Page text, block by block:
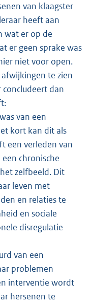
van klaagster
heeft aan
wat er op de
er geen sprake was
niet voor open.
te zien
dan
van een
kort kan dit als
een verleden van
chronische
zelfbeeld. Dit
leven met
en relaties te
en sociale
disregulatie
van een
problemen
interventie wordt
hersenen te